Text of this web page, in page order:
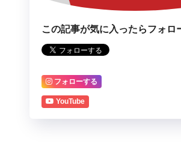
この記事が気に入ったらフォロ
フォローする
YouTube